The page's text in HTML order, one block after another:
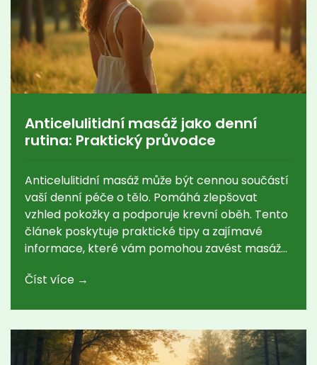
Anticelulitidní masáž jako denní
rutina: Praktický průvodce
Anticelulitidní masáž může být cennou součástí
vaší denní péče o tělo. Pomáhá zlepšovat
vzhled pokožky a podporuje krevní oběh. Tento
článek poskytuje praktické tipy a zajímavé
informace, které vám pomohou zavést masáž
rituálů.
Číst více →